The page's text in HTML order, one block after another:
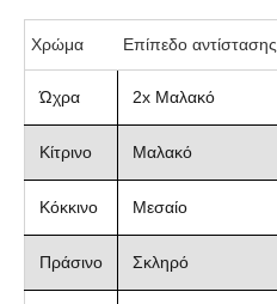
Χρώμα Eπίπεδο αντίστασης
Ώχρα 2x Μαλακό
Κίτρινο Μαλακό
Κόκκινο Μεσαίο
Πράσινο Σκληρό